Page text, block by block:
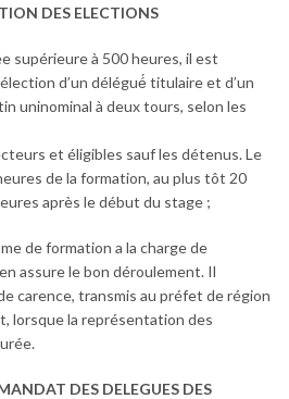
DES ELECTIONS
supérieure à 500 heures, il est
d’un délégué́ titulaire et d’un
uninominal à deux tours, selon les
et éligibles sauf les détenus. Le
de la formation, au plus tôt 20
après le début du stage ;
de formation a la charge de
assure le bon déroulement. Il
carence, transmis au préfet de région
lorsque la représentation des
DES DELEGUES DES